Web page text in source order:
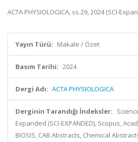
ACTA PHYSIOLOGICA, ss.29, 2024 (SCI-
Yayın Türü: Makale / Özet
Basım Tarihi: 2024
Dergi Adı: ACTA PHYSIOLOGICA
Derginin Tarandığı İndeksler:
Expanded (SCI-EXPANDED), Scopus,
BIOSIS, CAB Abstracts, Chemical